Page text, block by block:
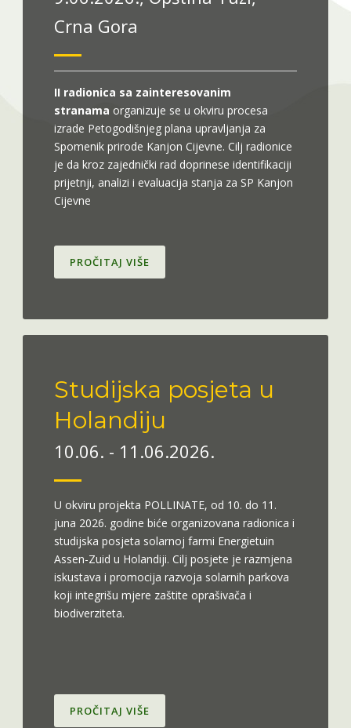
Crna Gora
II radionica sa zainteresovanim
stranama organizuje se u okviru procesa
izrade Petogodišnjeg plana upravljanja za
Spomenik prirode Kanjon Cijevne. Cilj radionice
je da kroz zajednički rad doprinese identifikaciji
prijetnji, analizi i evaluacija stanja za SP Kanjon
Cijevne
PROČITAJ VIŠE
Studijska posjeta u
Holandiju
10.06. - 11.06.2026.
U okviru projekta POLLINATE, od 10. do 11.
juna 2026. godine biće organizovana radionica i
studijska posjeta solarnoj farmi Energietuin
Assen-Zuid u Holandiji. Cilj posjete je razmjena
iskustava i promocija razvoja solarnih parkova
koji integrišu mjere zaštite oprašivača i
biodiverziteta.
PROČITAJ VIŠE